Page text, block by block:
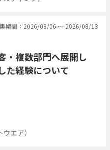
期間：2026/08/06 〜 2026/08/13
・複数部門へ展開し
た経験について
エア）